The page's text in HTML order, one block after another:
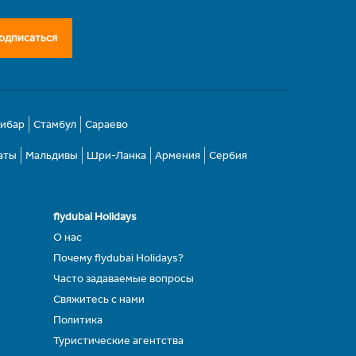
Стамбул Сараево
Мальдивы Шри-Ланка Армения Сербия
flydubai Holidays
О нас
Почему flydubai Holidays?
Часто задаваемые вопросы
Свяжитесь с нами
Политика
Туристические агентства